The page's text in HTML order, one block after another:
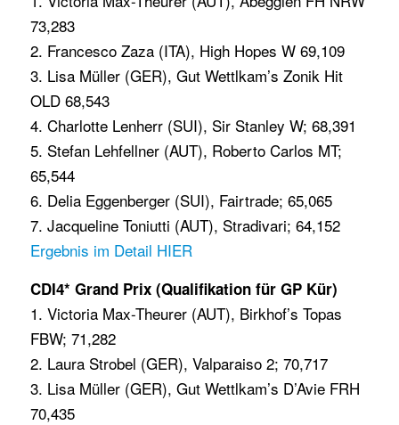
73,283
2. Francesco Zaza (ITA), High Hopes W 69,109
3. Lisa Müller (GER), Gut Wettlkam’s Zonik Hit
OLD 68,543
4. Charlotte Lenherr (SUI), Sir Stanley W; 68,391
5. Stefan Lehfellner (AUT), Roberto Carlos MT;
65,544
6. Delia Eggenberger (SUI), Fairtrade; 65,065
7. Jacqueline Toniutti (AUT), Stradivari; 64,152
Ergebnis im Detail HIER
CDI4* Grand Prix (Qualifikation für GP Kür)
1. Victoria Max-Theurer (AUT), Birkhof’s Topas
FBW; 71,282
2. Laura Strobel (GER), Valparaiso 2; 70,717
3. Lisa Müller (GER), Gut Wettlkam’s D’Avie FRH
70,435